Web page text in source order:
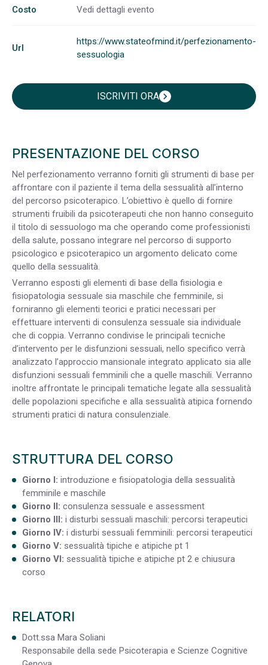
Costo Vedi dettagli evento
Url
https://www.stateofmind.it/perfezionamento-
sessuologia
ISCRIVITI ORAchevron_right
PRESENTAZIONE DEL CORSO
Nel perfezionamento verranno forniti gli strumenti di base per
affrontare con il paziente il tema della sessualità all’interno
del percorso psicoterapico. L’obiettivo è quello di fornire
strumenti fruibili da psicoterapeuti che non hanno conseguito
il titolo di sessuologo ma che operando come professionisti
della salute, possano integrare nel percorso di supporto
psicologico e psicoterapico un argomento delicato come
quello della sessualità.
Verranno esposti gli elementi di base della fisiologia e
fisiopatologia sessuale sia maschile che femminile, si
forniranno gli elementi teorici e pratici necessari per
effettuare interventi di consulenza sessuale sia individuale
che di coppia. Verranno condivise le principali tecniche
d’intervento per le disfunzioni sessuali, nello specifico verrà
analizzato l’approccio mansionale integrato applicato sia alle
disfunzioni sessuali femminili che a quelle maschili. Verranno
inoltre affrontate le principali tematiche legate alla sessualità
delle popolazioni specifiche e alla sessualità atipica fornendo
strumenti pratici di natura consulenziale.
STRUTTURA DEL CORSO
Giorno I: introduzione e fisiopatologia della sessualità
femminile e maschile
Giorno II: consulenza sessuale e assessment
Giorno III: i disturbi sessuali maschili: percorsi terapeutici
Giorno IV: i disturbi sessuali femminili: percorsi terapeutici
Giorno V: sessualità tipiche e atipiche pt 1
Giorno VI: sessualità tipiche e atipiche pt 2 e chiusura
corso
RELATORI
Dott.ssa Mara Soliani
Responsabile della sede Psicoterapia e Scienze Cognitive